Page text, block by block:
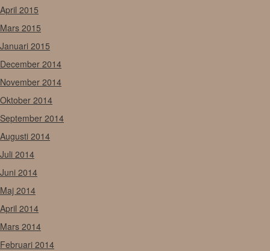
April 2015
Mars 2015
Januari 2015
December 2014
November 2014
Oktober 2014
September 2014
Augusti 2014
Juli 2014
Juni 2014
Maj 2014
April 2014
Mars 2014
Februari 2014